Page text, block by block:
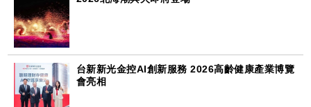
台新新光金控AI創新服務 2026高齡健康產業博覽
會亮相